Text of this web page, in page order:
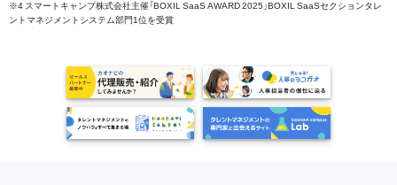
※4 スマートキャンプ株式会社主催「BOXIL SaaS AWARD 2025」BOXIL SaaSセクションタレ
ントマネジメントシステム部門1位を受賞